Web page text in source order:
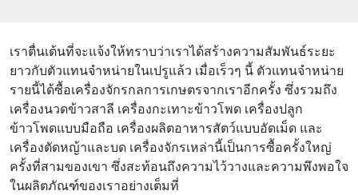
เราตื่นเต้นที่จะแจ้งให้ทราบว่าเราได้สร้างความสัมพันธ์ระยะ
ยาวกับตัวแทนจำหน่ายในเปรูแล้ว เมื่อเร็วๆ นี้ ตัวแทนจำหน่าย
รายนี้ได้ซื้อเครื่องจักรกลการเกษตรจากเราอีกครั้ง ซึ่งรวมถึง
เครื่องนวดข้าวสาลี เครื่องกะเทาะข้าวโพด เครื่องปลูก
ข้าวโพดแบบมือถือ เครื่องผลิตอาหารสัตว์แบบอัดเม็ด และ
เครื่องตัดหญ้าและบด เครื่องจักรเหล่านี้เป็นการซื้อครั้งใหญ่
ครั้งที่สามของเขา ซึ่งสะท้อนถึงความไว้วางและความพึงพอใจ
ในผลิตภัณฑ์ของเราอย่างเต็มที่